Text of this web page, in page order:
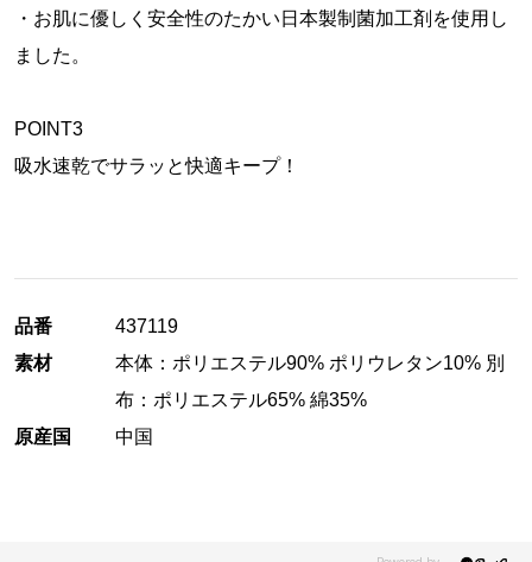
・お肌に優しく安全性のたかい日本製制菌加工剤を使用し
ました。
POINT3
吸水速乾でサラッと快適キープ！
品番
437119
素材
本体：ポリエステル90% ポリウレタン10% 別
布：ポリエステル65% 綿35%
原産国
中国